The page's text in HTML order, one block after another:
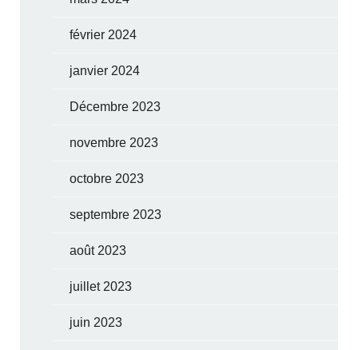
février 2024
janvier 2024
Décembre 2023
novembre 2023
octobre 2023
septembre 2023
août 2023
juillet 2023
juin 2023